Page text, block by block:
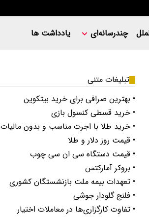
چندرسانه‌ای یادداشت ها
تبلیغات متنی
• بهترین صرافی برای خرید بیتکوین
• خرید قسطی کنسول بازی
• خرید طلا با اجرت مناسب و بدون مالیات
• قیمت روز دلار و طلا
• قیمت دستگاه سی ان سی چوب
• بروکر آمارکتس
• تعهدات بیمه ملت بازنشستگان کشوری
• فلنج گلودار جوشی
• تفاوت کارگزاری‌ها در معاملات اختیار